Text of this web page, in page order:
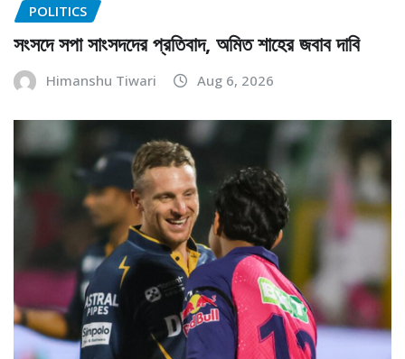
POLITICS
সংসদে সপা সাংসদদের প্রতিবাদ, অমিত শাহের জবাব দাবি
Himanshu Tiwari Aug 6, 2026